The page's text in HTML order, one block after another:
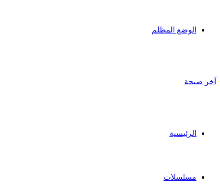
الوضع المظلم
آخر صيحة
الرئيسية
مسلسلات